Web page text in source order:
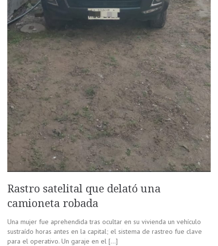
Rastro satelital que delató una
camioneta robada
Una mujer fue aprehendida tras ocultar en su vivienda un vehículo
sustraído horas antes en la capital; el sistema de rastreo fue clave
para el operativo. Un garaje en el […]